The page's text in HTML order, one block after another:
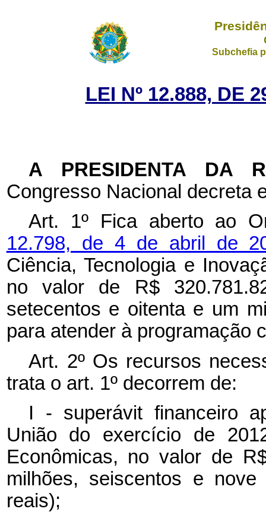
Subchefia
LEI Nº 12.888, DE
A PRESIDENTA DA
Congresso Nacional decreta
Art. 1º Fica aberto ao
12.798, de 4 de abril de
Ciência, Tecnologia e
no valor de R$
setecentos e oitenta e um
para atender à programação
Art. 2º Os recursos
trata o art. 1º decorrem de:
I - superávit financeiro
União do exercício de
Econômicas, no valor de
milhões, seiscentos e
reais);